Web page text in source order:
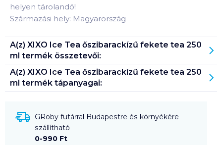
helyen tárolandó!
Származási hely: Magyarország
A(z) XIXO Ice Tea őszibarackízű fekete tea 250
ml termék összetevői:
A(z) XIXO Ice Tea őszibarackízű fekete tea 250
ml termék tápanyagai:
GRoby futárral Budapestre és környékére
szállítható
0-990 Ft